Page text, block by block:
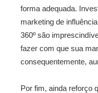
forma adequada.
marketing de
360º são
fazer com que sua
consequentemente,
Por fim, ainda reforço